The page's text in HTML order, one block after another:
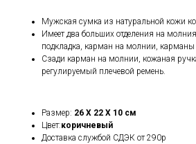
Мужская сумка из натуральной кожи
Имеет два больших отделения на
подкладка, карман на молнии, карманы
Сзади карман на молнии, кожаная
регулируемый плечевой ремень.
Размер: 26 X 22 X 10 см
Цвет:коричневый
Доставка службой СДЭК от 290р